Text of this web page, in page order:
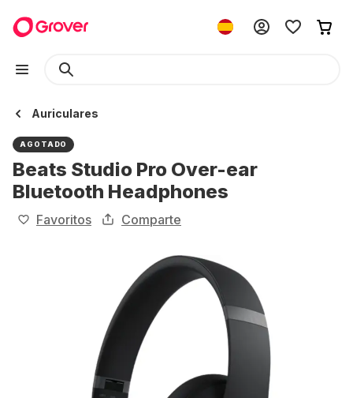
Auriculares
AGOTADO
Beats Studio Pro Over-ear
Bluetooth Headphones
Favoritos Comparte